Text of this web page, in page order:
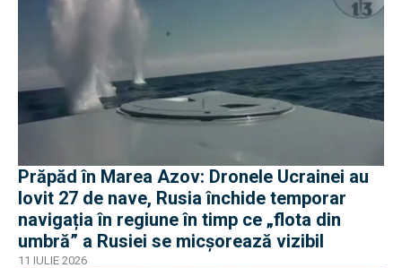
Prăpăd în Marea Azov: Dronele Ucrainei au
lovit 27 de nave, Rusia închide temporar
navigația în regiune în timp ce „flota din
umbră” a Rusiei se micșorează vizibil
11 IULIE 2026